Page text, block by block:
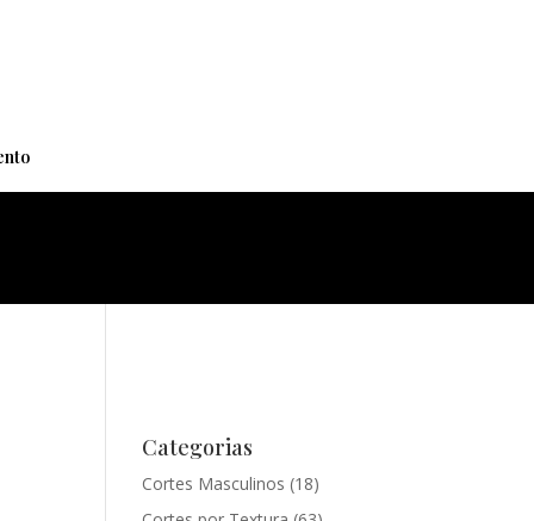
Categorias
Cortes Masculinos (18)